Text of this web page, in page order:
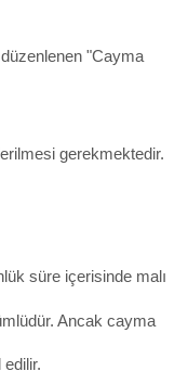
"Cayma
gerekmektedir.
süre içerisinde malı
Ancak cayma
edilir.